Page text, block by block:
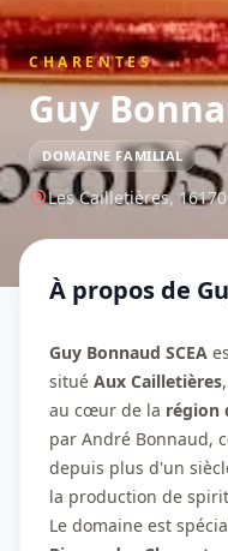
CHARENTES
Guy
DOMAINE FAMILIAL
Les Cailletières, 16170
À propos de
Guy Bonnaud SCEA
situé Aux Cailletières
au cœur de la région
par André Bonnaud,
depuis plus d'un
la production de
Le domaine est